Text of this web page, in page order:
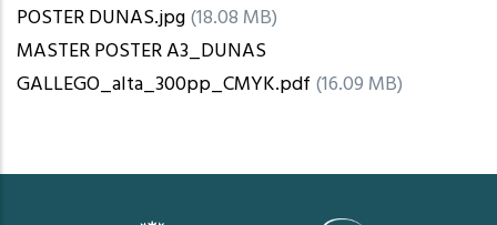
POSTER DUNAS.jpg(18.08 MB)
MASTER POSTER A3_DUNAS
GALLEGO_alta_300pp_CMYK.pdf (16.09 MB)